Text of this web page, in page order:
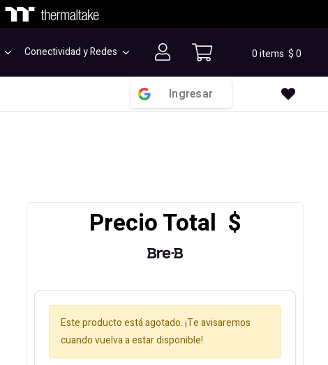
Conectividad y Redes 0 items $0
Ingresar
Precio Total $
Este producto está agotado. ¡Te avisaremos
cuando vuelva a estar disponible!